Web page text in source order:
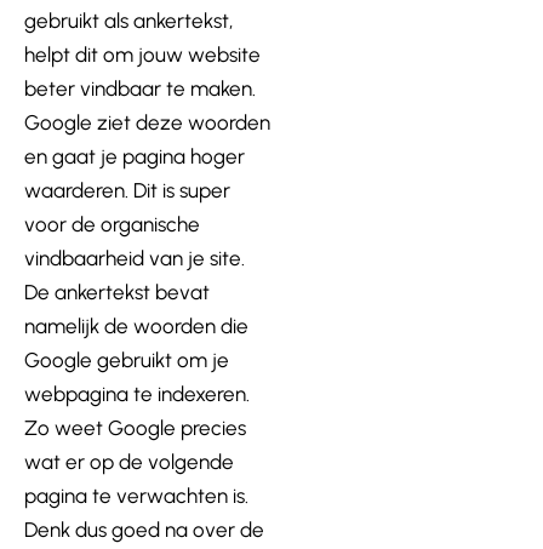
gebruikt als ankertekst,
helpt dit om jouw website
beter vindbaar te maken.
Google ziet deze woorden
en gaat je pagina hoger
waarderen. Dit is super
voor de organische
vindbaarheid van je site.
De ankertekst bevat
namelijk de woorden die
Google gebruikt om je
webpagina te indexeren.
Zo weet Google precies
wat er op de volgende
pagina te verwachten is.
Denk dus goed na over de